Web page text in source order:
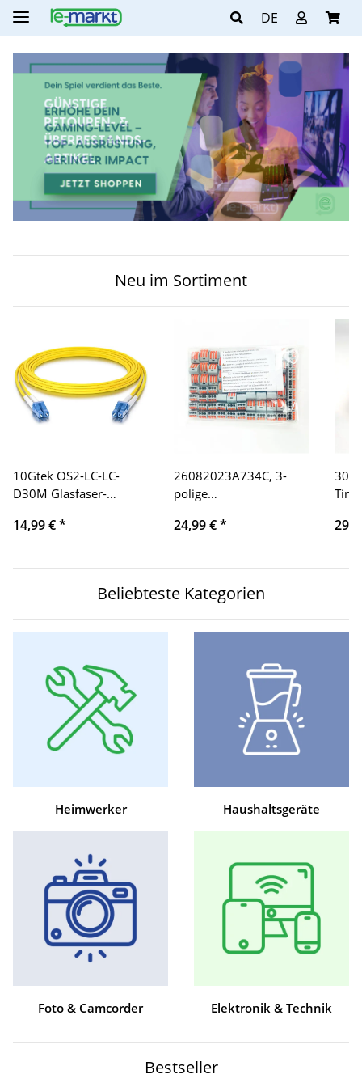
DE
Neu im Sortiment
10Gtek OS2-LC-LC-
D30M Glasfaser-
ft), Singlemode-Duplex,
14,99 €*
26082023A734C, 3-
polige
Klemmenblock-
24,99 €*
Beliebteste Kategorien
Heimwerker Haushaltsgeräte
Foto & Camcorder Elektronik & Technik
Bestseller